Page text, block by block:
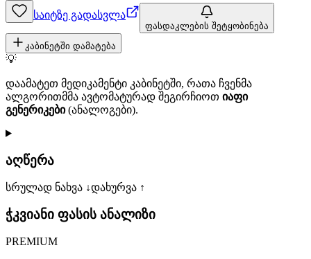
საიტზე გადასვლა
ფასდაკლების შეტყობინება
კაბინეტში დამატება
💡
დაამატეთ მედიკამენტი კაბინეტში, რათა ჩვენმა
ალგორითმმა ავტომატურად შეგირჩიოთ იაფი
გენერიკები(ანალოგები).
აღწერა
სრულად ნახვა ↓დახურვა ↑
ჭკვიანი ფასის ანალიზი
PREMIUM